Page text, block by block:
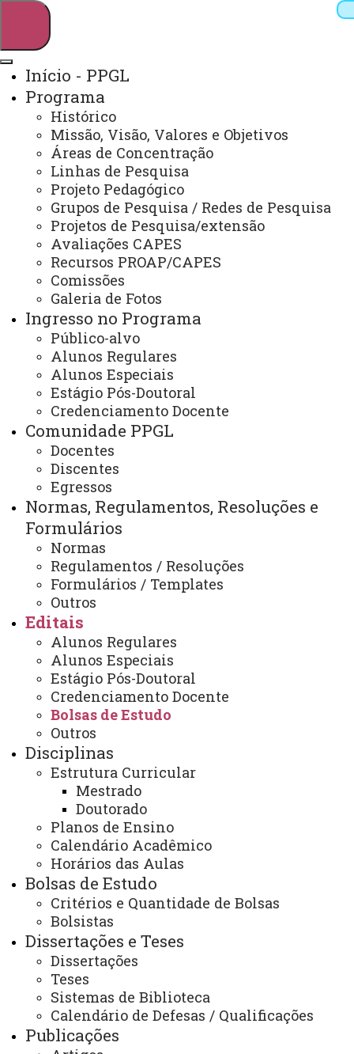
Webmail Sistemas
Arquivo Virtual
Campus
Início - PPGL
Programa
Histórico
Missão, Visão, Valores e Objetivos
Áreas de Concentração
Linhas de Pesquisa
Projeto Pedagógico
Grupos de Pesquisa / Redes de Pesquisa
Projetos de Pesquisa/extensão
Avaliações CAPES
Recursos PROAP/CAPES
Comissões
Galeria de Fotos
Ingresso no Programa
Público-alvo
Alunos Regulares
Alunos Especiais
Estágio Pós-Doutoral
Credenciamento Docente
Comunidade PPGL
Docentes
Discentes
Egressos
Normas, Regulamentos, Resoluções e
Formulários
Normas
Regulamentos / Resoluções
Formulários / Templates
Outros
Editais
Alunos Regulares
Alunos Especiais
Estágio Pós-Doutoral
Credenciamento Docente
Bolsas de Estudo
Outros
Disciplinas
Estrutura Curricular
Mestrado
Doutorado
Planos de Ensino
Calendário Acadêmico
Horários das Aulas
Bolsas de Estudo
Critérios e Quantidade de Bolsas
Bolsistas
Dissertações e Teses
Dissertações
Teses
Sistemas de Biblioteca
Calendário de Defesas / Qualificações
Publicações
Mestrado e Doutorado em Letras
EDITAL Nº 043/2022-PPGL -
CONVOCAÇÃO DE ALUNA
CLASSIFICADA PARA BOLSA DE
ESTUDOS – NÍVEL DOUTORADO,
CONSIDERANDO-SE FOMENTO
DE BOLSA DEMANDA
SOCIAL/CAPES.
EDITAL Nº 043/2022-PPGL - CONVOCAÇÃO DE
ALUNA CLASSIFICADA PARA BOLSA DE ESTUDOS –
NÍVEL DOUTORADO, CONSIDERANDO-SE
FOMENTO DE BOLSA DEMANDA SOCIAL/CAPES.
ATUALIZAÇÃO MAIS RECENTE: 12 DE JULHO DE
2024
ACESSOS: 800
(45) 3220-7491
Horário de Atendimento:
Segunda à sexta
8h às 12h e da 13h ás 17h
8h às 12h e da 13h às 17h
E-mail:
cascavel.mestradoletras@unioeste.br
Você está aqui:Unioeste
PPGL - Pós-graduação em Letras - Cascavel
Editais
Bolsas de Estudo
EDITAL Nº 043/2022-PPGL - CONVOCAÇÃO DE
ALUNA CLASSIFICADA PARA BOLSA DE ESTUDOS –
NÍVEL DOUTORADO, CONSIDERANDO-SE FOMENTO
DE BOLSA DEMANDA SOCIAL/CAPES.